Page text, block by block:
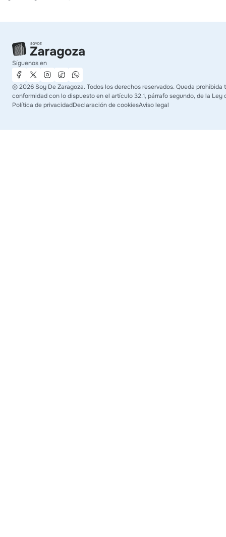
Síguenos en
©2026 Soy De Zaragoza. Todos los derechos reservados. Queda
conformidad con lo dispuesto en el artículo 32.1, párrafo segundo, de la Ley
Política de privacidadDeclaración de cookiesAviso legal